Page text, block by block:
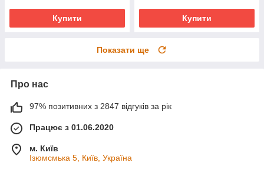
Купити Купити
Показати ще
Про нас
97% позитивних з 2847 відгуків за рік
Працює з 01.06.2020
м. Київ
Ізюмсмька 5, Київ, Україна